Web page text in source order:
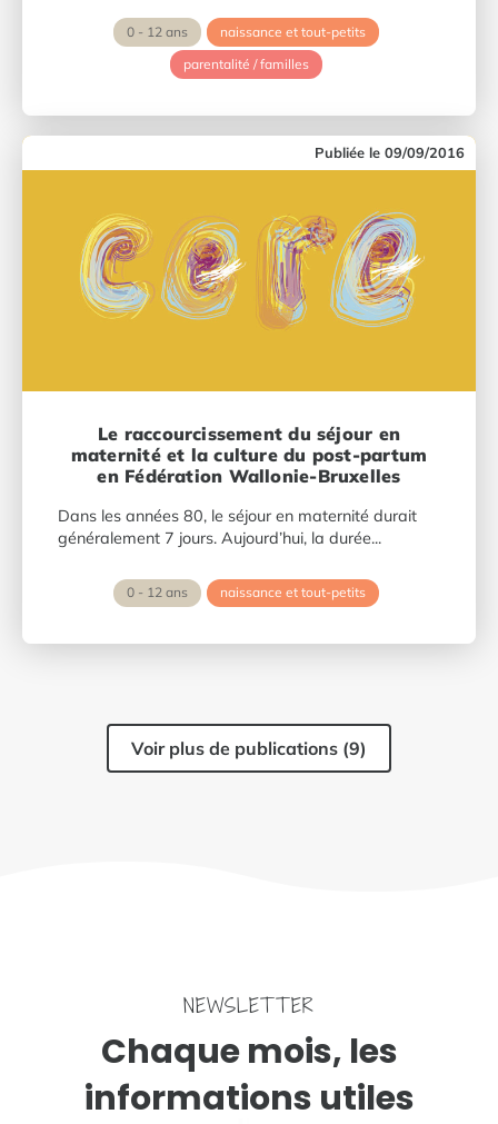
0 - 12 ans
naissance et tout-petits
parentalité / familles
09/09/2016
Le raccourcissement du séjour en
maternité et la culture du post-partum
en Fédération Wallonie-Bruxelles
Dans les années 80, le séjour en maternité durait
généralement 7 jours. Aujourd’hui, la durée...
0 - 12 ans naissance et tout-petits
Voir plus de publications (9)
NEWSLETTER
Chaque mois, les
informations utiles